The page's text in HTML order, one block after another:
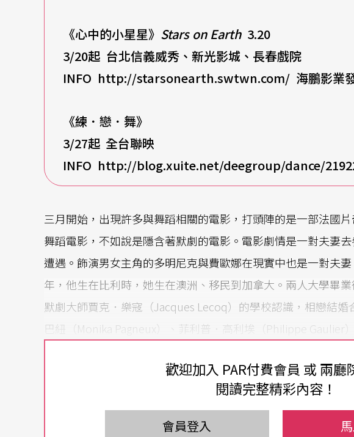
《心中的小星星》 Stars on Earth3.20
3/20起 台北信義威秀、新光影城、長春戲院
INFO http://starsonearth.swtwn.com/ 海鵬影業
《練．戀．舞》
3/27起 全台聯映
INFO http://blog.xuite.net/deegroup/dance/
三月開始，出現許多與舞蹈相關的電影，打頭陣的是一部法國
舞蹈電影，不如說是隱含著默劇的電影。電影劇情是一對夫妻
遭遇。飾演男女主角的多明尼克與費歐娜在現實中也是一對夫
年，他生在比利時，她生在澳洲、移民到加拿大。兩人大學畢
默劇大師賈克．樂寇（Jacques Lecoq）的學校認識，相戀結婚
巴紐（Monika Pagneux）、菲利普．高利埃（Philippe Gaulier
台灣旅德作家、導演陳玉慧也曾經在賈克．樂寇學校學習，沙
寇國際學校畢業，這種運用肢體詮釋各種抽象情緒的功力，在
冷面笑將郭利斯馬基的冷調風格，以及賈克．大地的幽默。而
歡迎加入 PAR付費會員 或 兩廳
閱讀完整精彩內容！
會員登入